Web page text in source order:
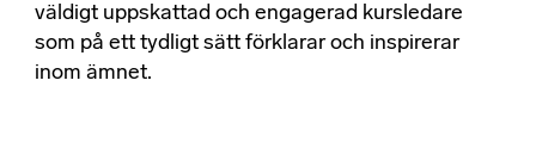
väldigt uppskattad och engagerad kursledare
som på ett tydligt sätt förklarar och inspirerar
inom ämnet.